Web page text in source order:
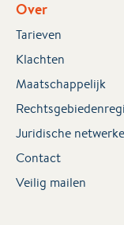
Over
Tarieven
Klachten
Maatschappelijk
Juridische
Contact
Veilig mailen